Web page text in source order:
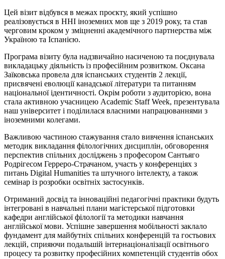
Цей візит відбувся в межах проєкту, який успішно
реалізовується в ННІ іноземних мов ще з 2019 року, та став
черговим кроком у зміцненні академічного партнерства між
Україною та Іспанією.
Програма візиту була надзвичайно насиченою та поєднувала
викладацьку діяльність із професійним розвитком. Оксана
Заїковська провела для іспанських студентів 2 лекції,
присвячені еволюції канадської літератури та питанням
національної ідентичності. Окрім роботи з аудиторією, вона
стала активною учасницею Academic Staff Week, презентувала
наш університет і поділилася власними напрацюваннями з
іноземними колегами.
Важливою частиною стажування стало вивчення іспанських
методик викладання філологічних дисциплін, обговорення
перспектив спільних досліджень з професором Сантьяго
Родрігесом Герреро-Страчаном, участь у конференціях з
питань Digital Humanities та штучного інтелекту, а також
семінар із розробки освітніх застосунків.
Отриманий досвід та інноваційні педагогічні практики будуть
інтегровані в навчальні плани магістерської підготовки
кафедри англійської філології та методики навчання
англійської мови. Успішне завершення мобільності заклало
фундамент для майбутніх спільних конференцій та гостьових
лекцій, сприяючи подальшій інтернаціоналізації освітнього
процесу та розвитку професійних компетенцій студентів обох